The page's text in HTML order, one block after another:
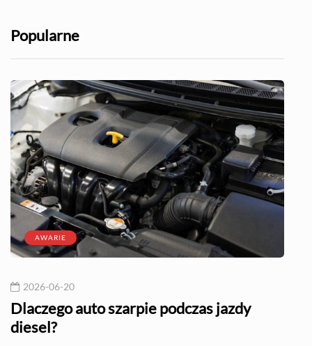
Popularne
AWARIE
2026-06-20
Dlaczego auto szarpie podczas jazdy
diesel?